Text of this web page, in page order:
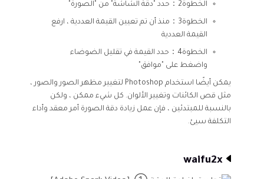
الخطوة2：حدد "دقة الشاشة" من "الصورة"
الخطوة3：منذ أن تم تعيين القيمة العددية ، ارفع
القيمة العددية
الخطوة4：حدد القيمة في تقليل الضوضاء
واضغط على "موافق"
يمكن أيضًا استخدام Photoshop لتغيير مظهر الصور والصور ،
مثل قص الكائنات وتغيير الألوان. كل شيء ممكن ، ولكن
بالنسبة للمبتدئين ، فإن عمل زيادة دقة الصورة أمر معقد وأداء
التكلفة سيئ.
waifu2x